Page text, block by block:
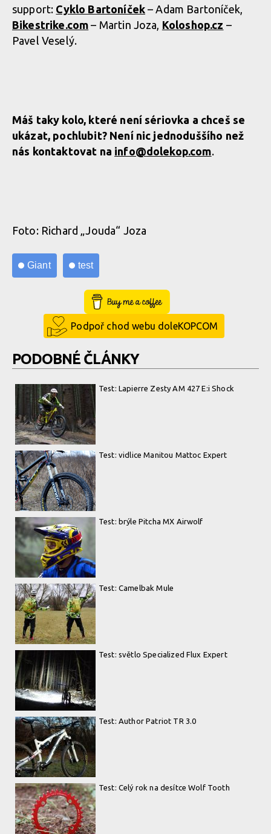
support: Cyklo Bartoníček – Adam Bartoníček,
Bikestrike.com – Martin Joza, Koloshop.cz –
Pavel Veselý.
Máš taky kolo, které není sériovka a chceš se
ukázat, pochlubit? Není nic jednoduššího než
nás kontaktovat na info@dolekop.com.
Foto: Richard „Jouda“ Joza
Giant test
Buy Me a Coffee
Podpoř chod webu doleKOPCOM
PODOBNÉ ČLÁNKY
Test: Lapierre Zesty AM 427 E:i Shock
Test: vidlice Manitou Mattoc Expert
Test: brýle Pitcha MX Airwolf
Test: Camelbak Mule
Test: světlo Specialized Flux Expert
Test: Author Patriot TR 3.0
Test: Celý rok na desítce Wolf Tooth